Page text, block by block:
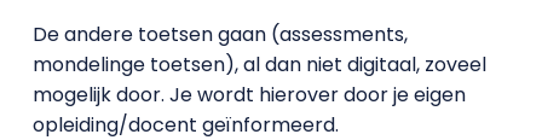
De andere toetsen gaan (assessments,
mondelinge toetsen), al dan niet digitaal, zoveel
mogelijk door. Je wordt hierover door je eigen
opleiding/docent geïnformeerd.